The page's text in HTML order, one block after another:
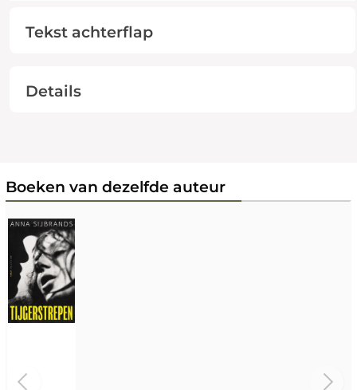
Tekst achterflap
Details
Boeken van dezelfde auteur